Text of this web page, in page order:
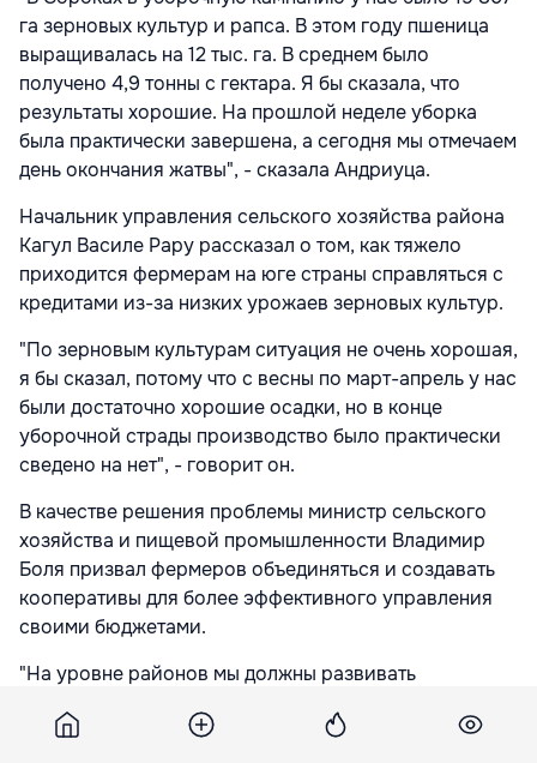
га зерновых культур и рапса. В этом году пшеница
выращивалась на 12 тыс. га. В среднем было
получено 4,9 тонны с гектара. Я бы сказала, что
результаты хорошие. На прошлой неделе уборка
была практически завершена, а сегодня мы отмечаем
день окончания жатвы", - сказала Андриуца.
Начальник управления сельского хозяйства района
Кагул Василе Рару рассказал о том, как тяжело
приходится фермерам на юге страны справляться с
кредитами из-за низких урожаев зерновых культур.
"По зерновым культурам ситуация не очень хорошая,
я бы сказал, потому что с весны по март-апрель у нас
были достаточно хорошие осадки, но в конце
уборочной страды производство было практически
сведено на нет", - говорит он.
В качестве решения проблемы министр сельского
хозяйства и пищевой промышленности Владимир
Боля призвал фермеров объединяться и создавать
кооперативы для более эффективного управления
своими бюджетами.
"На уровне районов мы должны развивать
комбайны, нужно создавать кооперативы. Что такое